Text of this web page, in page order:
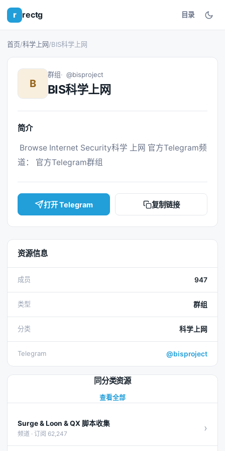
r rectg 目录
首页/科学上网/BIS科学上网
B
群组 @bisproject
BIS科学上网
简介
道： 官方Telegram群组
打开 Telegram 复制链接
资源信息
成员 947
类型 群组
分类 科学上网
Telegram @bisproject
同分类资源
查看全部
Surge & Loon & QX 脚本收集
频道 · 订阅 62,247 ›